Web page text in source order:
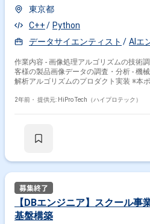
東京都
C++
Python
データサイエンティスト
AIエ
作業内容 - 画像処理アルゴリズムの技術
客様の製品画像データの調査・分析 - 機
解析アルゴリズムのプロダクト実装 ※本ポジションでは機械学習に関する
向性に合わせてアサインを決定いたします 【開発環境】 言語： C++ /
learn / LightGBM CI/CD：GitHub Actions
ーカーのお客様にご利用いただいており
を展開していくにあたっては、 機械学習
そのものに詳しいエンジニアの方が必要
2年前・ 提供元: HiPro Tech（ハイプロテック）
【DBエンジニア】スクール事
基盤構築